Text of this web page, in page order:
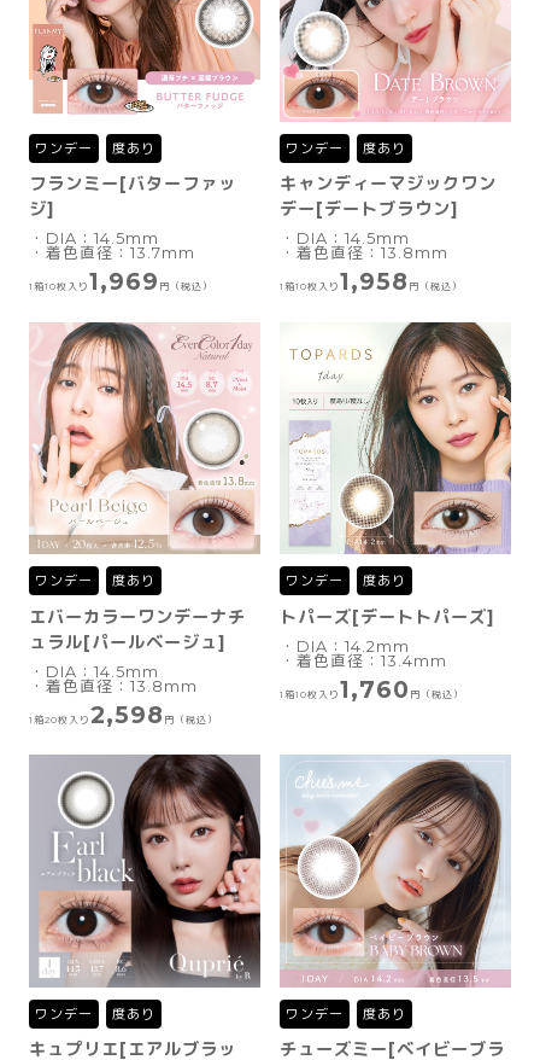
ワンデー 度あり
フランミー[バターファッ
ジ]
・DIA：14.5mm
・着色直径：13.7mm
1箱10枚入り 1,969 円（税込）
ワンデー 度あり
キャンディーマジックワン
デー[デートブラウン]
・DIA：14.5mm
・着色直径：13.8mm
1箱10枚入り 1,958 円（税込）
ワンデー 度あり
エバーカラーワンデーナチ
ュラル[パールベージュ]
・DIA：14.5mm
・着色直径：13.8mm
1箱20枚入り 2,598 円（税込）
ワンデー 度あり
トパーズ[デートトパーズ]
・DIA：14.2mm
・着色直径：13.4mm
1箱10枚入り 1,760 円（税込）
ワンデー 度あり
キュプリエ[エアルブラッ
ワンデー 度あり
チューズミー[ベイビーブラ